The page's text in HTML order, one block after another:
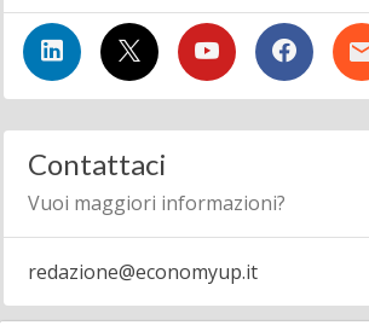
Contattaci
Vuoi maggiori informazioni?
redazione@economyup.it